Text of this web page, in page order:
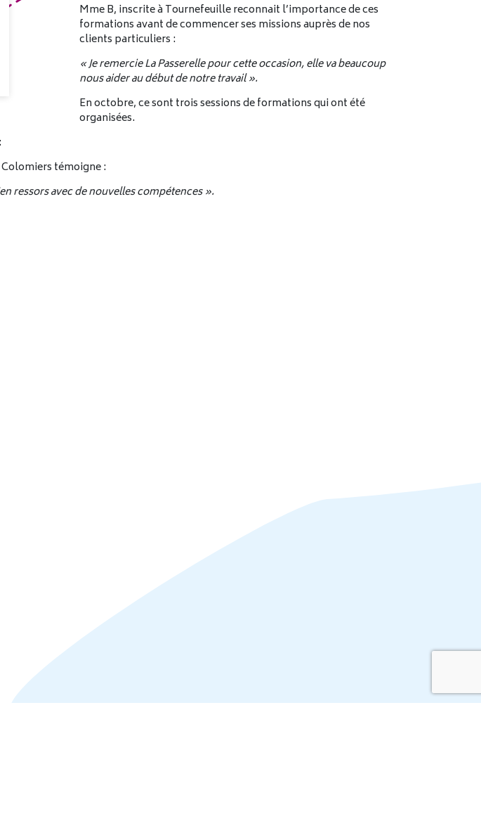
Mme B, inscrite à Tournefeuille reconnait l’importance de ces
formations avant de commencer ses missions auprès de nos
clients particuliers :
« Je remercie La Passerelle pour cette occasion, elle va beaucoup
nous aider au début de notre travail ».
En octobre, ce sont trois sessions de formations qui ont été
organisées.
témoigne :
ressors avec de nouvelles compétences ».